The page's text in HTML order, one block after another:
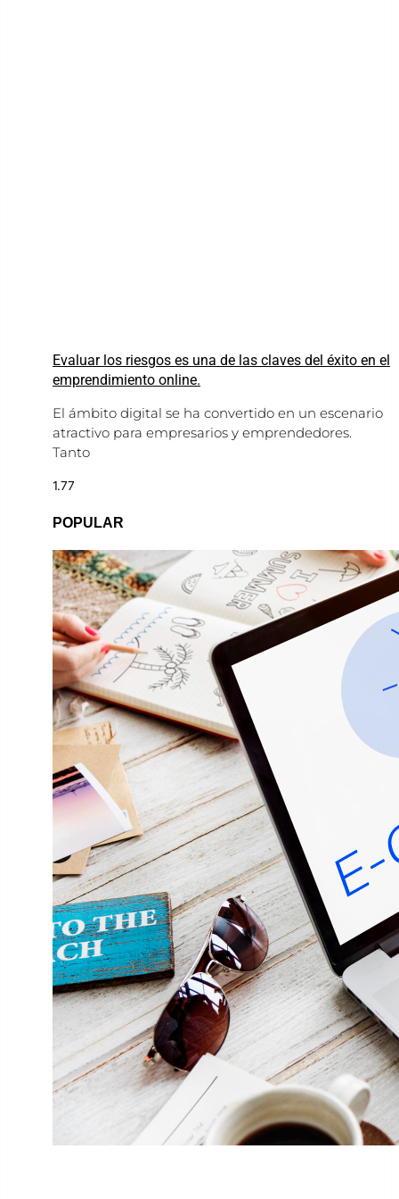
Evaluar los riesgos es una de las claves del éxito en el
emprendimiento online.
El ámbito digital se ha convertido en un escenario
atractivo para empresarios y emprendedores.
Tanto
POPULAR